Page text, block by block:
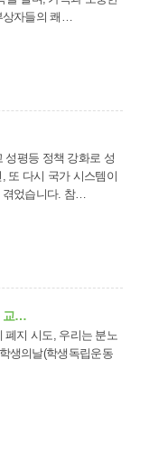
자들의 쾌…
성평등 정책 강화로 성
었습니다. 참…
교…